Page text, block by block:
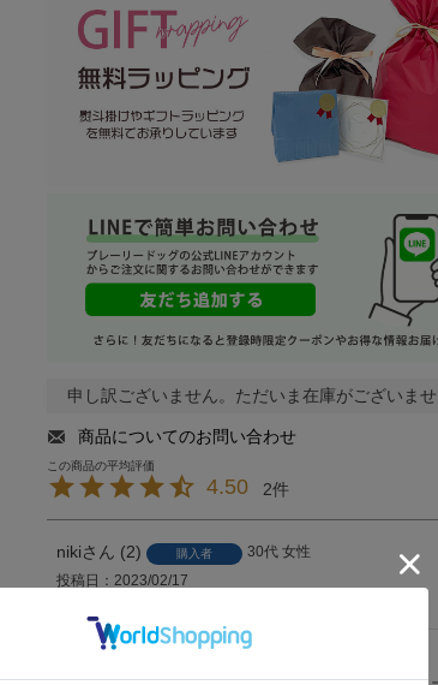
申し訳ございません。ただいま在庫がございま
商品についてのお問い合わせ
4.50 2
niki 2 購入者 30代 女性
投稿日
2023/02/17